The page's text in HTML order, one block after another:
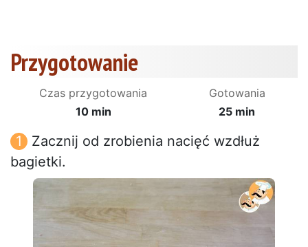
Przygotowanie
Czas przygotowania
10 min
Gotowania
25 min
Zacznij od zrobienia nacięć wzdłuż
bagietki.